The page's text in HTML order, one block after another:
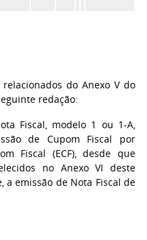
do Anexo V do
redação:
Fiscal, modelo 1 ou 1-A,
de Cupom Fiscal por
Fiscal (ECF), desde que
no Anexo VI deste
a emissão de Nota Fiscal de